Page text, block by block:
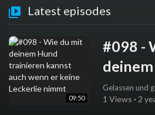
Latest episodes
09:50
#098 -
wenn
Gelassen und
1 Views · 2